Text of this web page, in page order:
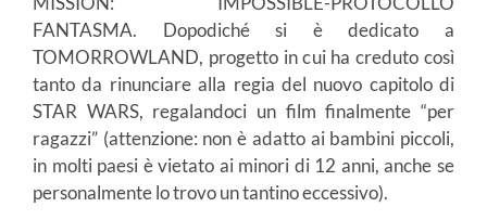
FANTASMA. Dopodiché si è dedicato a
TOMORROWLAND, progetto in cui ha creduto così
tanto da rinunciare alla regia del nuovo capitolo di
STAR WARS, regalandoci un film finalmente “per
ragazzi” (attenzione: non è adatto ai bambini piccoli,
in molti paesi è vietato ai minori di 12 anni, anche se
personalmente lo trovo un tantino eccessivo).